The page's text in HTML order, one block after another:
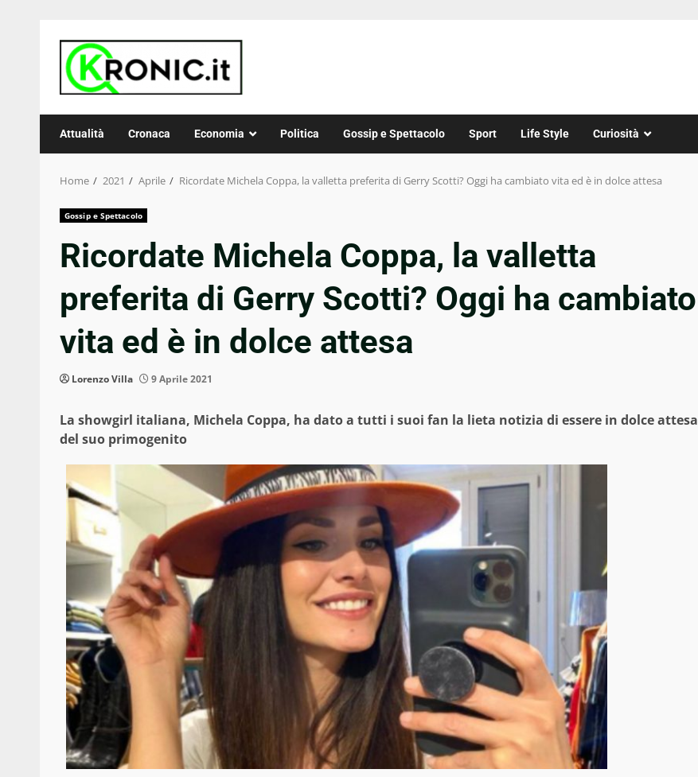
content
Attualità Cronaca Economia Politica Gossip e Spettacolo Sport Life Style Curiosità
Home 2021 Aprile Ricordate Michela Coppa, la valletta preferita di Gerry Scotti? Oggi ha cambiato vita ed è in dolce attesa
Gossip e Spettacolo
Ricordate Michela Coppa, la valletta
preferita di Gerry Scotti? Oggi ha cambiato
vita ed è in dolce attesa
Lorenzo Villa 9 Aprile 2021
La showgirl italiana, Michela Coppa, ha dato a tutti i suoi fan la lieta notizia di essere in dolce attesa
del suo primogenito